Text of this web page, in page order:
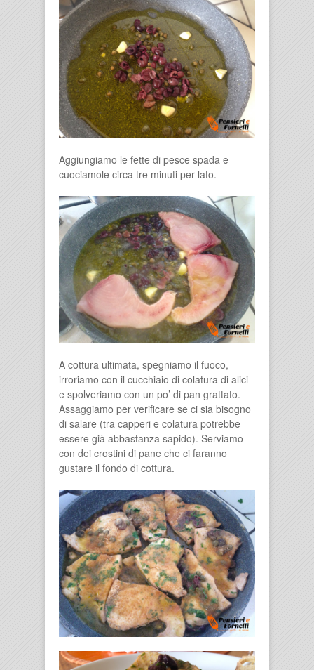
Aggiungiamo le fette di pesce spada e
cuociamole circa tre minuti per lato.
A cottura ultimata, spegniamo il fuoco,
irroriamo con il cucchiaio di colatura di alici
e spolveriamo con un po’ di pan grattato.
Assaggiamo per verificare se ci sia bisogno
di salare (tra capperi e colatura potrebbe
essere già abbastanza sapido). Serviamo
con dei crostini di pane che ci faranno
gustare il fondo di cottura.